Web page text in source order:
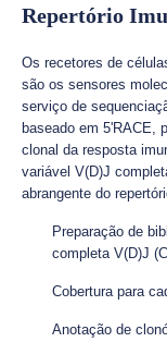
Repertório
Os recetores de
são os sensores
serviço de
baseado em 5'RACE,
clonal da resposta
variável V(D)J
abrangente do
Preparação de
completa V(D)J
Cobertura para
Anotação de